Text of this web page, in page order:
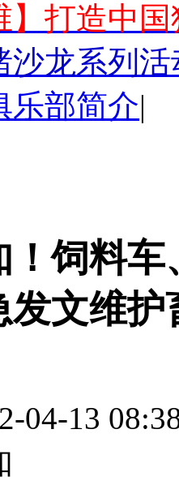
】打造中
沙龙系列活
乐部简介|
！饲料
发文维
04-13